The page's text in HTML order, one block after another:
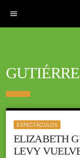
menu
ESPECTÁCULOS
ELIZABETH
LEVY